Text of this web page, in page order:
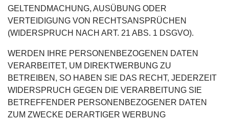
GELTENDMACHUNG, AUSÜBUNG ODER
VERTEIDIGUNG VON RECHTSANSPRÜCHEN
(WIDERSPRUCH NACH ART. 21 ABS. 1 DSGVO).
WERDEN IHRE PERSONENBEZOGENEN DATEN
VERARBEITET, UM DIREKTWERBUNG ZU
BETREIBEN, SO HABEN SIE DAS RECHT, JEDERZEIT
WIDERSPRUCH GEGEN DIE VERARBEITUNG SIE
BETREFFENDER PERSONENBEZOGENER DATEN
ZUM ZWECKE DERARTIGER WERBUNG